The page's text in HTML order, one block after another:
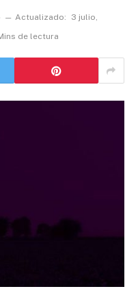
Actualizado:
3 julio,
de lectura